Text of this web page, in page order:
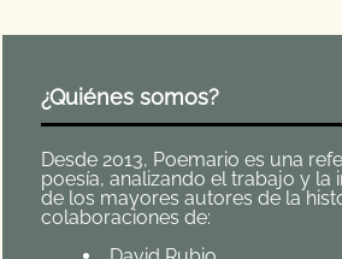
¿Quiénes somos?
Desde 2013, Poemario es una
poesía, analizando el trabajo y la
de los mayores autores de la
colaboraciones de: